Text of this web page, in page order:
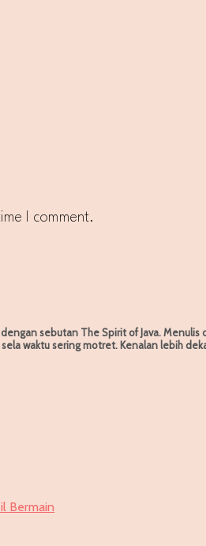
I comment.
sebutan The Spirit of Java.
sela waktu sering motret. Kenalan lebih